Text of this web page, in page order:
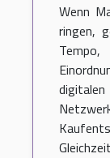
Wenn
ringen,